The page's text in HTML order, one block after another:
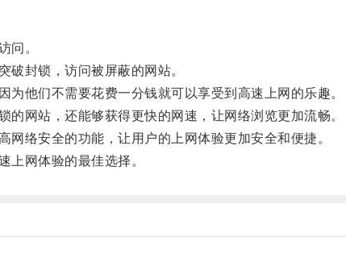
问。
封锁，访问被屏蔽的网站。
他们不需要花费一分钱就可以享受到高速上网的乐趣。
网站，还能够获得更快的网速，让网络浏览更加流畅。
络安全的功能，让用户的上网体验更加安全和便捷。
网体验的最佳选择。